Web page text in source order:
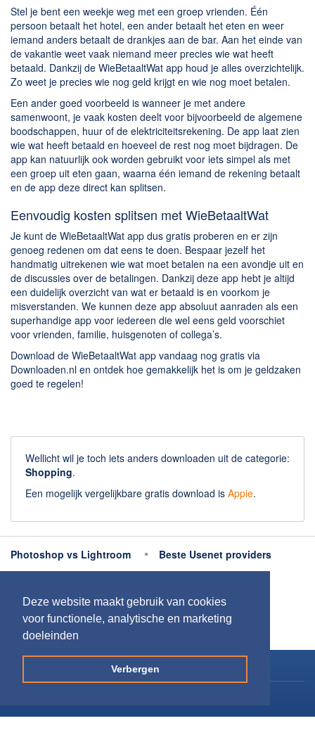
Deze website maakt gebruik van cookies
voor functionele, analytische en marketing
doeleinden
Verbergen
Stel je bent een weekje weg met een groep vrienden. Één
persoon betaalt het hotel, een ander betaalt het eten en weer
iemand anders betaalt de drankjes aan de bar. Aan het einde van
de vakantie weet vaak niemand meer precies wie wat heeft
betaald. Dankzij de WieBetaaltWat app houd je alles overzichtelijk.
Zo weet je precies wie nog geld krijgt en wie nog moet betalen.
Een ander goed voorbeeld is wanneer je met andere
samenwoont, je vaak kosten deelt voor bijvoorbeeld de algemene
boodschappen, huur of de elektriciteitsrekening. De app laat zien
wie wat heeft betaald en hoeveel de rest nog moet bijdragen. De
app kan natuurlijk ook worden gebruikt voor iets simpel als met
een groep uit eten gaan, waarna één iemand de rekening betaalt
en de app deze direct kan splitsen.
Eenvoudig kosten splitsen met WieBetaaltWat
Je kunt de WieBetaaltWat app dus gratis proberen en er zijn
genoeg redenen om dat eens te doen. Bespaar jezelf het
handmatig uitrekenen wie wat moet betalen na een avondje uit en
de discussies over de betalingen. Dankzij deze app hebt je altijd
een duidelijk overzicht van wat er betaald is en voorkom je
misverstanden. We kunnen deze app absoluut aanraden als een
superhandige app voor iedereen die wel eens geld voorschiet
voor vrienden, familie, huisgenoten of collega’s.
Download de WieBetaaltWat app vandaag nog gratis via
Downloaden.nl en ontdek hoe gemakkelijk het is om je geldzaken
goed te regelen!
Wellicht wil je toch iets anders downloaden uit de categorie:
Shopping.
Een mogelijk vergelijkbare gratis download is Appie.
Photoshop vs Lightroom
Beste Usenet providers
Meer uitleg
Copyright 2026